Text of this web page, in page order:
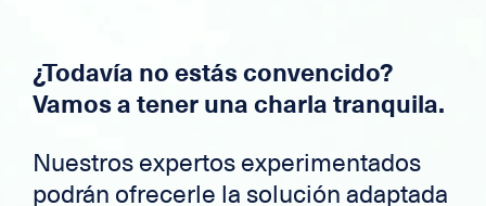
¿Todavía no estás convencido?
Vamos a tener una charla tranquila.
Nuestros expertos experimentados
podrán ofrecerle la solución adaptada